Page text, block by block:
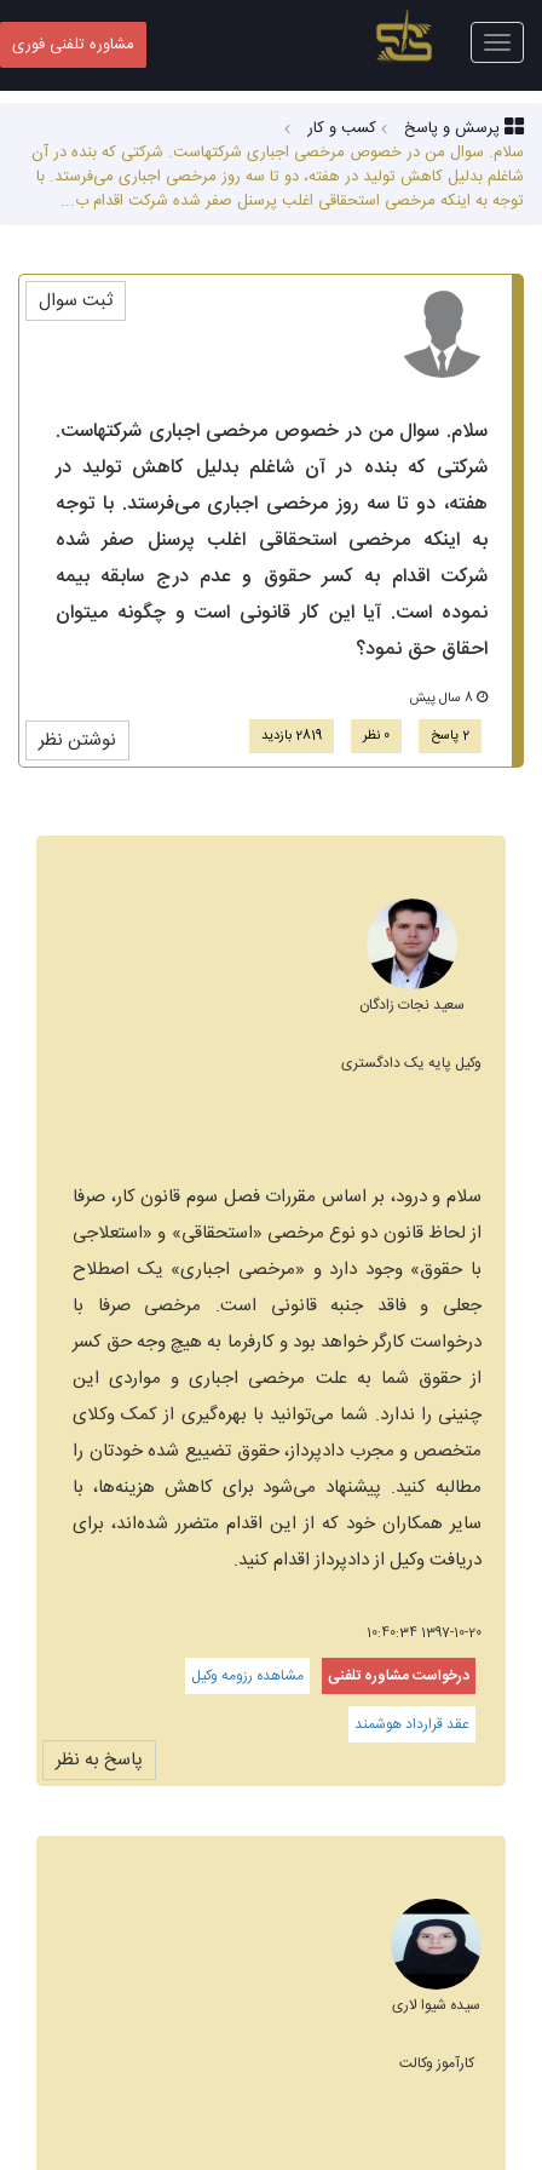
Toggle
navigation
مشاوره تلفنی فوری
پرسش و پاسخ
کسب‌ و کار
سلام. سوال من در خصوص مرخصی اجباری شرکتهاست. شرکتی که بنده در آن
شاغلم بدلیل کاهش تولید در هفته، دو تا سه روز مرخصی اجباری می‌فرستد. با
توجه به اینکه مرخصی استحقاقی اغلب پرسنل صفر شده شرکت اقدام ب...
سلام. سوال من در خصوص مرخصی اجباری شرکتهاست.
شرکتی که بنده در آن شاغلم بدلیل کاهش تولید در
هفته، دو تا سه روز مرخصی اجباری می‌فرستد. با توجه
به اینکه مرخصی استحقاقی اغلب پرسنل صفر شده
شرکت اقدام به کسر حقوق و عدم درج سابقه بیمه
نموده است. آیا این کار قانونی است و چگونه میتوان
احقاق حق نمود؟
2 پاسخ
0 نظر 2819 بازدید نوشتن نظر
ثبت سوال
سعید نجات زادگان
وکیل پایه یک دادگستری
سلام و درود، بر اساس مقررات فصل سوم قانون کار، صرفا
از لحاظ قانون دو نوع مرخصی «استحقاقی» و «استعلاجی
با حقوق» وجود دارد و «مرخصی اجباری» یک اصطلاح
جعلی و فاقد جنبه قانونی است. مرخصی صرفا با
درخواست کارگر خواهد بود و کارفرما به هیچ وجه حق کسر
از حقوق شما به علت مرخصی اجباری و مواردی این
چنینی را ندارد. شما می‌توانید با بهره‌گیری از کمک وکلای
متخصص و مجرب دادپرداز، حقوق تضییع شده خودتان را
مطالبه کنید. پیشنهاد می‌شود برای کاهش هزینه‌ها، با
سایر همکاران خود که از این اقدام متضرر شده‌اند، برای
دریافت وکیل از دادپرداز اقدام کنید.
1397-10-20 10:40:34
درخواست مشاوره تلفنی
مشاهده رزومه وکیل
عقد قرارداد هوشمند
پاسخ به نظر
سیده شیوا لاری
کارآموز وکالت